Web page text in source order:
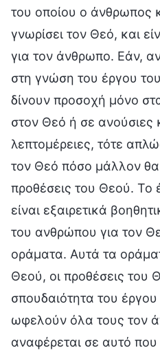
του οποίου ο άνθρωπος
γνωρίσει τον Θεό, και
για τον άνθρωπο. Εάν,
στη γνώση του έργου
δίνουν προσοχή μόνο
στον Θεό ή σε ανούσιες
λεπτομέρειες, τότε
τον Θεό πόσο μάλλον θα
προθέσεις του Θεού. Το
είναι εξαιρετικά
του ανθρώπου για τον
οράματα. Αυτά τα
Θεού, οι προθέσεις του
σπουδαιότητα του
ωφελούν όλα τους τον
αναφέρεται σε αυτό που